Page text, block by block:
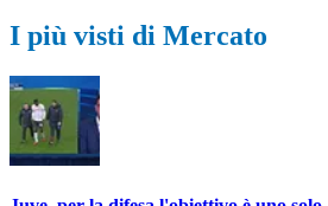
I più visti di Mercato